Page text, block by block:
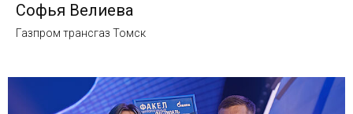
Софья Велиева
Газпром трансгаз Томск